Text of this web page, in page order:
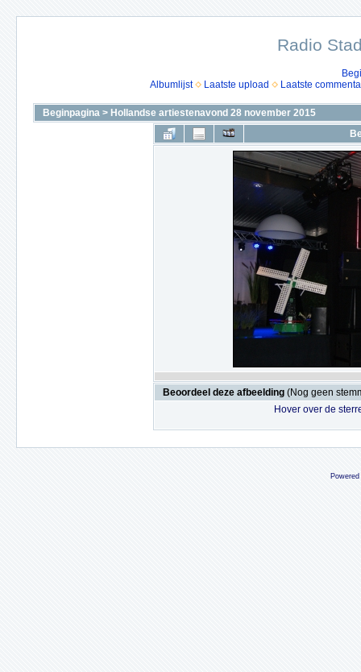
Radio
Albumlijst
Laatste upload Laatste
Beginpagina > Hollandse artiestenavond 28 november 2015
Beoordeel deze afbeelding (Nog geen
Hover over de